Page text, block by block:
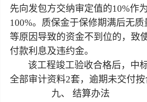
先向发包方交纳审定值的10%作
100%。质保金于保修期满后无
等原因导致的资金不到位的，致
付款利息及违约金。
该工程竣工验收合格后，中
全部审计资料2套，逾期未交付按
九、 结算办法